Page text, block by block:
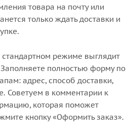
товара на почту или
только ждать доставки и
режиме выглядит
полностью форму по
адрес, способ доставки,
Советуем в комментарии к
которая поможет
кнопку «Оформить заказ».